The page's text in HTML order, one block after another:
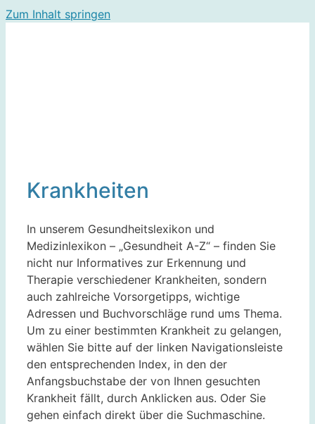
Zum Inhalt springen
Krankheiten
In unserem Gesundheitslexikon und
Medizinlexikon – „Gesundheit A-Z“ – finden Sie
nicht nur Informatives zur Erkennung und
Therapie verschiedener Krankheiten, sondern
auch zahlreiche Vorsorgetipps, wichtige
Adressen und Buchvorschläge rund ums Thema.
Um zu einer bestimmten Krankheit zu gelangen,
wählen Sie bitte auf der linken Navigationsleiste
den entsprechenden Index, in den der
Anfangsbuchstabe der von Ihnen gesuchten
Krankheit fällt, durch Anklicken aus. Oder Sie
gehen einfach direkt über die Suchmaschine.